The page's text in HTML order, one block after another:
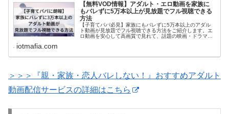
【無料VOD情報】アダルト・エロ動画を家族に
もバレずに5万本以上が見放題でフル視聴できる
方法
【子育てパパ必見】家族にもバレずに5万本以上のアダル
ト動画が見放題でフル視聴できる方法をご紹介します。エ
ロ動画を安心して高画質で見れて、話題の映画・ドラマ・
iotmafia.com
＞＞＞『親・家族・恋人バレしない！』おすすめアダルト
動画配信サービスの詳細はこちら